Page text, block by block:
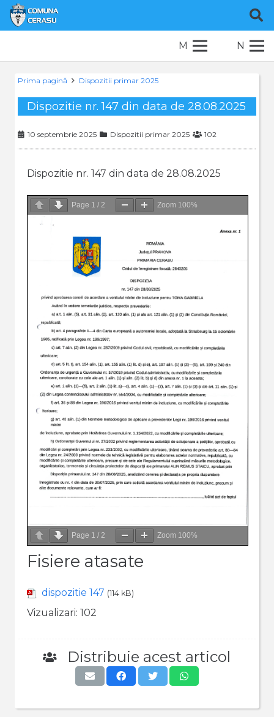
M N
Prima pagină Dispozitii primar 2025
Dispozitie nr. 147 din data de 28.08.2025
10 septembrie 2025 Dispozitii primar 2025 102
Dispozitie nr. 147 din data de 28.08.2025
Page 1 / 2 Zoom 100%
Page 1 / 2 Zoom 100%
Fisiere atasate
dispozitie 147 (114 kB)
Vizualizari: 102
Distribuie acest articol